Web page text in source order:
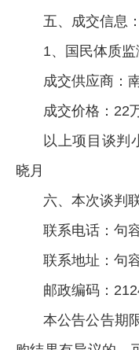
五、成交信息：
1、国民体质
成交供应商：
成交价格：22
以上项目谈判
晓月
六、本次谈判
联系电话：句
联系地址：句
邮政编码：
本公告公告期